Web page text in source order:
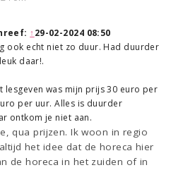
↑29-02-2024 08:50
ook echt niet zo duur. Had duurder
daar!.
lesgeven was mijn prijs 30 euro per
per uur. Alles is duurder
ontkom je niet aan.
qua prijzen. Ik woon in regio
het idee dat de horeca hier
de horeca in het zuiden of in